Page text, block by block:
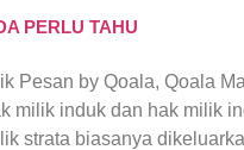
PERLU TAHU
Pesan by Qoala, Qoala
milik induk dan hak milik
strata biasanya